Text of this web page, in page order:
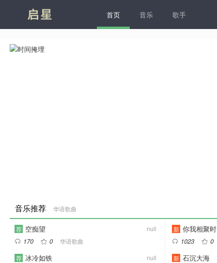
首页
音乐 歌手
音乐推荐 华语歌曲
荐 空痴望
 170  0 华语歌曲
null
荐 冰冷如铁 null
新 你我相聚时
 1023  0
新 石沉大海